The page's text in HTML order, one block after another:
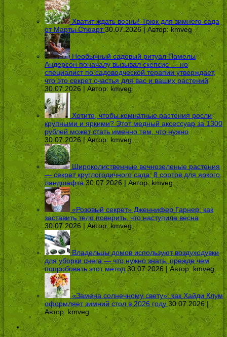
Хватит ждать весны! Трюк для зимнего сада
от Марты Стюарт 30.07.2026 | Автор:kmveg
Необычный садовый ритуал Памелы
Андерсон поначалу вызывал скепсис — но
специалист по садоводческой терапии утверждает,
что это секрет счастья для вас и ваших растений
30.07.2026 | Автор: kmveg
Хотите, чтобы комнатные растения росли
крупными и яркими? Этот медный аксессуар за 1300
рублей может стать именно тем, что нужно
30.07.2026 | Автор: kmveg
Широколиственные вечнозеленые растения
— секрет круглогодичного сада: 8 сортов для яркого
ландшафта 30.07.2026 | Автор:kmveg
«Розовый секрет» Дженнифер Гарнер: как
заставить тело поверить, что наступила весна
30.07.2026 | Автор:kmveg
Владельцы домов используют воздуходувки
для уборки снега — что нужно знать, прежде чем
попробовать этот метод 30.07.2026 | Автор: kmveg
«Замена солнечному свету»: как Хайди Клум
оформляет зимний стол в 2026 году 30.07.2026 |
Автор: kmveg